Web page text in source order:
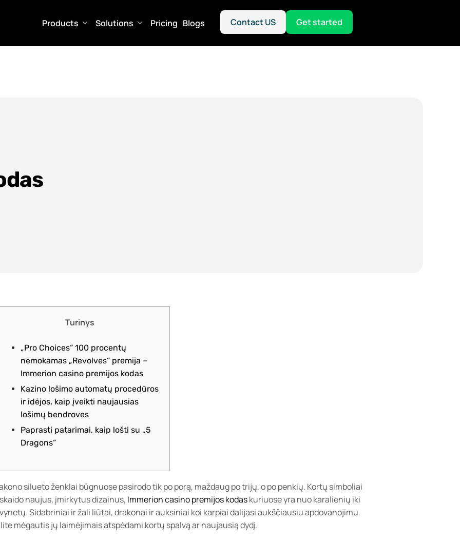
Products Solutions Pricing Blogs Contact US Get started
Turinys
„Pro Choices“ 100 procentų
nemokamas „Revolves“ premija –
Immerion casino premijos kodas
Kazino lošimo automatų procedūros
ir idėjos, kaip įveikti naujausias
lošimų bendroves
Paprasti patarimai, kaip lošti su „5
Dragons“
silueto ženklai būgnuose pasirodo tik po porą, maždaug po trijų, o po penkių. Kortų simboliai
naujus, įmirkytus dizainus, Immerion casino premijos kodaskuriuose yra nuo karalienių iki
Sidabriniai ir žali liūtai, drakonai ir auksiniai koi karpiai dalijasi aukščiausiu apdovanojimu.
mėgautis jų laimėjimais atspėdami kortų spalvą ar naujausią dydį.